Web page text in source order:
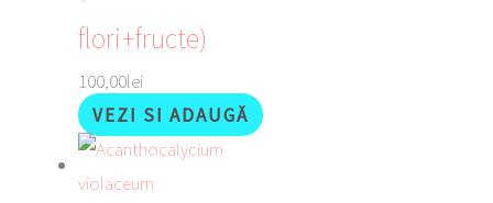
flori+fructe)
100,00lei
VEZI SI ADAUGĂ